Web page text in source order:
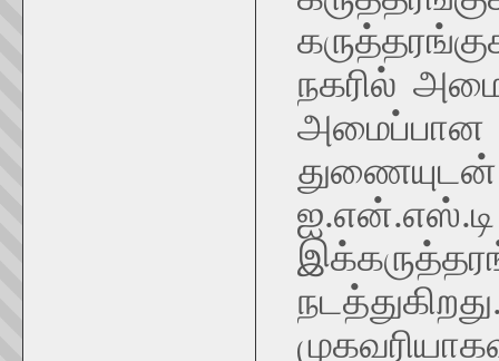
நகரில்
துணையுடன்